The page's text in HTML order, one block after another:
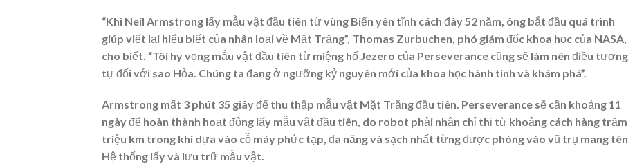
“Khi Neil Armstrong lấy mẫu vật đầu tiên từ vùng Biển yên tĩnh cách đây 52 năm, ông bắt đầu quá trình
giúp viết lại hiểu biết của nhân loại về Mặt Trăng”, Thomas Zurbuchen, phó giám đốc khoa học của NASA,
cho biết. “Tôi hy vọng mẫu vật đầu tiên từ miệng hố Jezero của Perseverance cũng sẽ làm nên điều tương
tự đối với sao Hỏa. Chúng ta đang ở ngưỡng kỷ nguyên mới của khoa học hành tinh và khám phá”.
Armstrong mất 3 phút 35 giây để thu thập mẫu vật Mặt Trăng đầu tiên. Perseverance sẽ cần khoảng 11
ngày để hoàn thành hoạt động lấy mẫu vật đầu tiên, do robot phải nhận chỉ thị từ khoảng cách hàng trăm
triệu km trong khi dựa vào cỗ máy phức tạp, đa năng và sạch nhất từng được phóng vào vũ trụ mang tên
Hệ thống lấy và lưu trữ mẫu vật.